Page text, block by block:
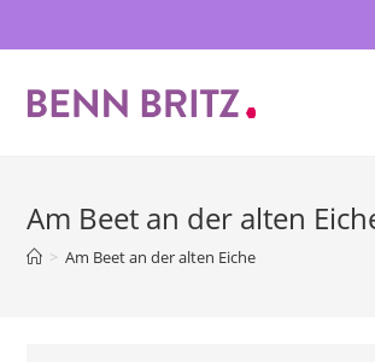
Inhalt
Am Beet an der alten
> Am Beet an der alten Eiche